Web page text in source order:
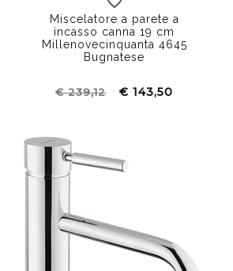
Miscelatore a parete a
incasso canna 19 cm
Millenovecinquanta 4645
Bugnatese
€ 239,12 € 143,50